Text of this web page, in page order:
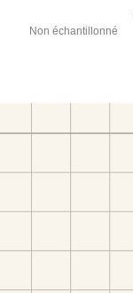
Non échantillonné